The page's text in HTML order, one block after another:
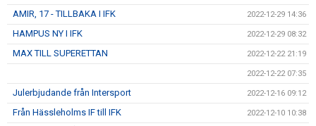
AMIR, 17 - TILLBAKA I IFK 2022-12-29 14:36
HAMPUS NY I IFK 2022-12-29 08:32
MAX TILL SUPERETTAN 2022-12-22 21:19
2022-12-22 07:35
Julerbjudande från Intersport 2022-12-16 09:12
Från Hässleholms IF till IFK 2022-12-10 10:38